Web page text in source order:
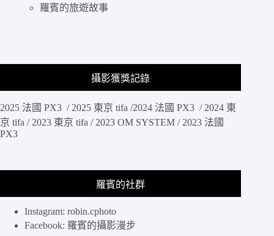
羅賓的旅遊故事
攝影獲獎記錄
2025 法國 PX3 / 2025 東京 tifa /2024 法國 PX3 / 2024 東
京 tifa / 2023 東京 tifa / 2023 OM SYSTEM / 2023 法國
PX3
羅賓的社群
Instagram: robin.cphoto
Facebook: 羅賓的攝影漫步